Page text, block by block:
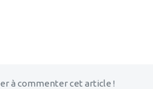
à commenter cet article !